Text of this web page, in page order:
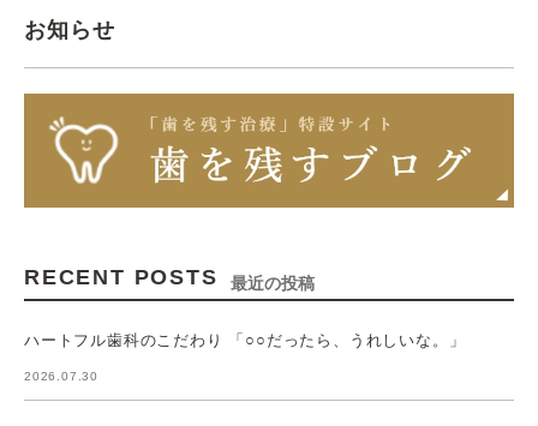
お知らせ
RECENT POSTS 最近の投稿
ハートフル歯科のこだわり 「○○だったら、うれしいな。」
2026.07.30